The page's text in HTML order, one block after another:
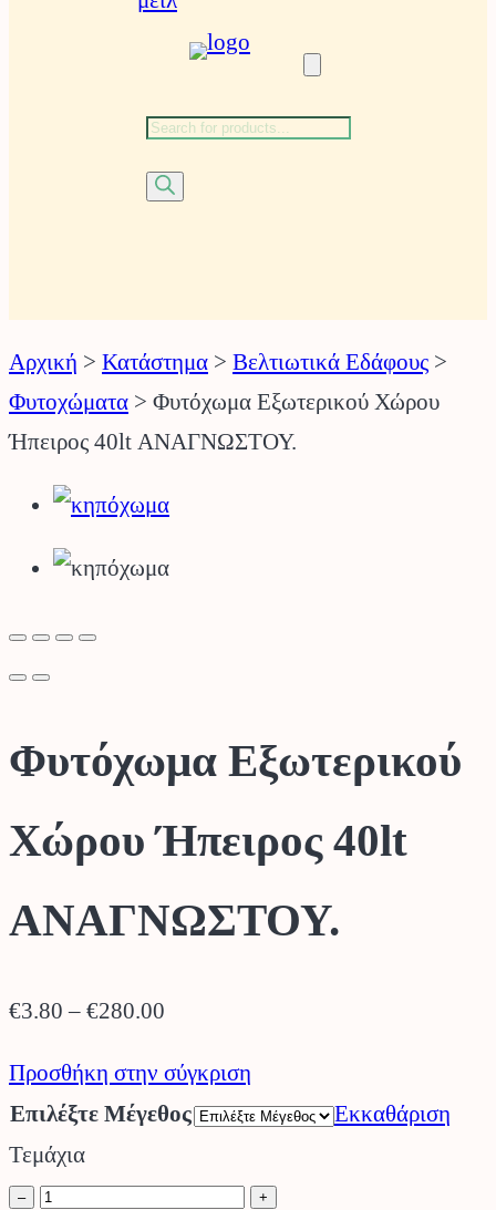
προϊόντων
Αρχική > Κατάστημα > Βελτιωτικά Εδάφους >
Φυτοχώματα > Φυτόχωμα Εξωτερικού Χώρου
Ήπειρος 40lt ΑΝΑΓΝΩΣΤΟΥ.
Φυτόχωμα Εξωτερικού
Χώρου Ήπειρος 40lt
ΑΝΑΓΝΩΣΤΟΥ.
€3.80 – €280.00
€3.80
through
Προσθήκη στην σύγκριση
Επιλέξτε Μέγεθος
Εκκαθάριση
Τεμάχια
–
Φυτόχωμα
+